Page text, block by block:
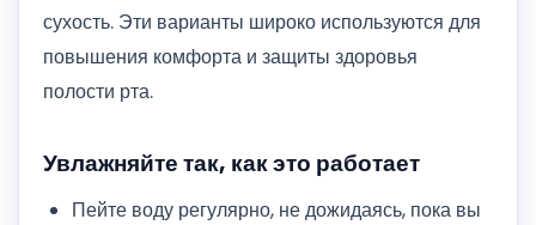
сухость. Эти варианты широко используются для
повышения комфорта и защиты здоровья
полости рта.
Увлажняйте так, как это работает
Пейте воду регулярно, не дожидаясь, пока вы